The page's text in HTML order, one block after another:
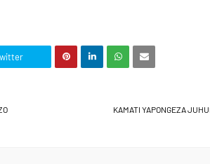
KAMATI YAPONGEZA